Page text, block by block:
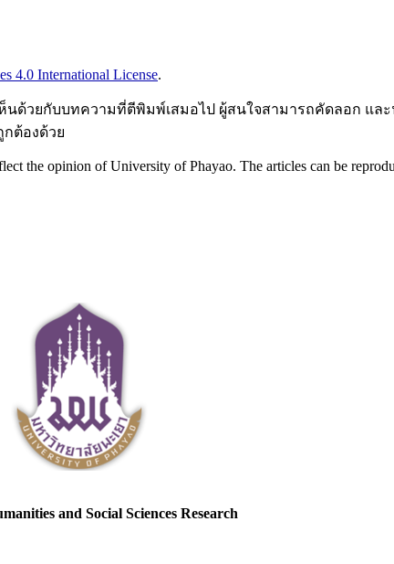
4.0 International License.
วยกับบทความที่ตีพิมพ์เสมอไป ผู้สนใจสามารถคัดลอก แล
ต้องด้วย
the opinion of University of Phayao. The articles can be
and Social Sciences Research